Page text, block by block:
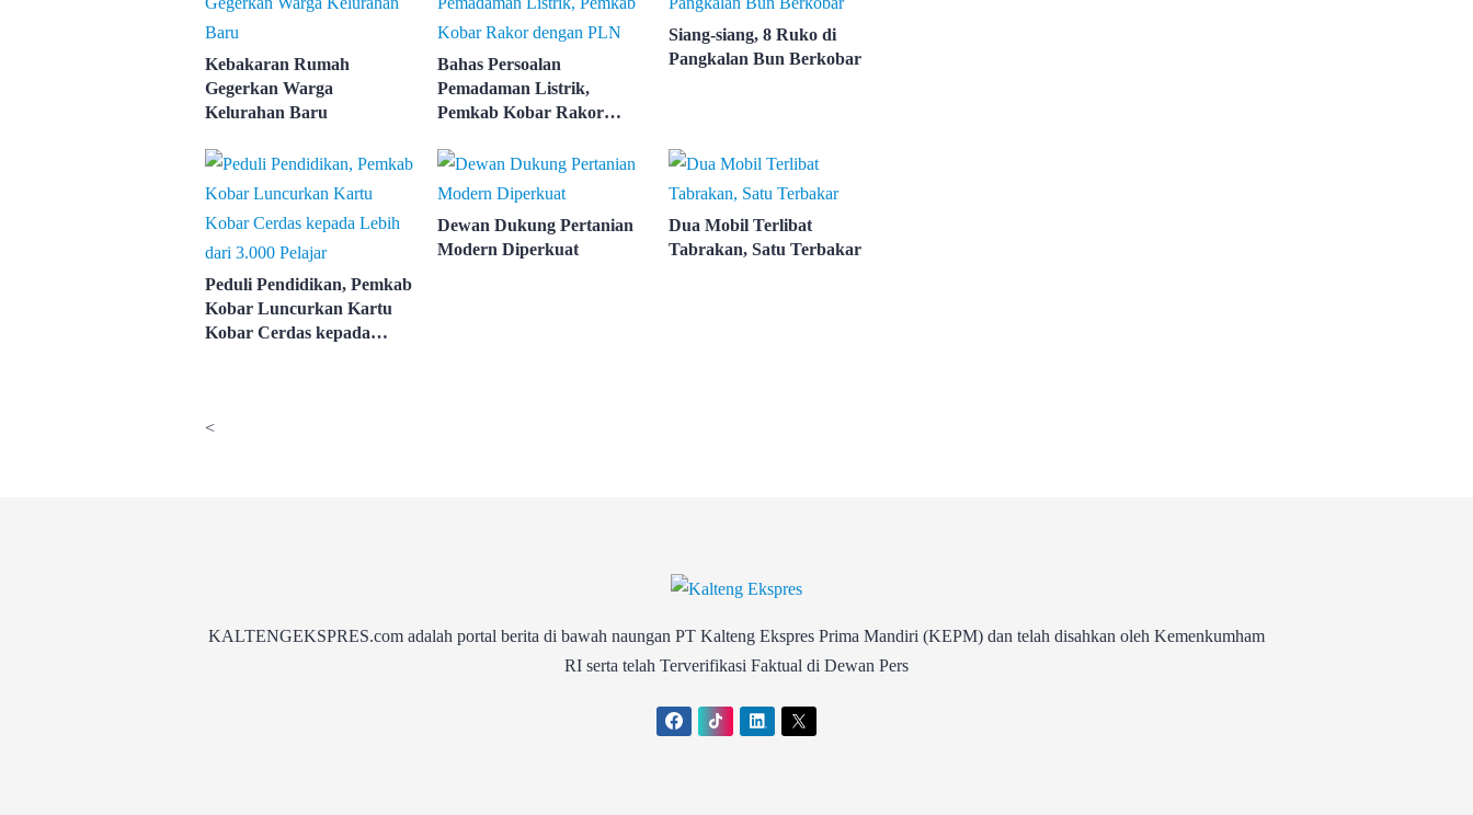
Kebakaran Rumah
Gegerkan Warga
Kelurahan Baru
Bahas Persoalan
Pemadaman Listrik,
Pemkab Kobar Rakor
Siang-siang, 8 Ruko di
Pangkalan Bun Berkobar
Peduli Pendidikan, Pemkab
Kobar Luncurkan Kartu
Kobar Cerdas kepada
Dewan Dukung Pertanian
Modern Diperkuat
Dua Mobil Terlibat
Tabrakan, Satu Terbakar
<
KALTENGEKSPRES.com adalah portal berita di bawah naungan PT Kalteng Ekspres Prima Mandiri (KEPM) dan telah disahkan oleh Kemenkumham
RI serta telah Terverifikasi Faktual di Dewan Pers